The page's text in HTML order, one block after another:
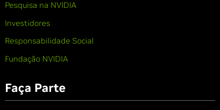
Pesquisa na NVIDIA
Investidores
Responsabilidade Social
Fundação NVIDIA
Faça Parte